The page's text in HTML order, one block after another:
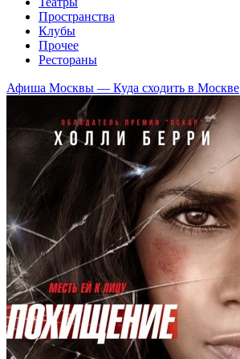
Пространства
Клубы
Прочее
Рестораны
Афиша Москвы — Куда сходить в Москве